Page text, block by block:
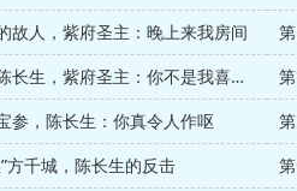
故人，紫府圣主：晚上来我房间
第116章 招揽陈长生，紫府圣主：你不是我喜欢的类型
参，陈长生：你真令人作呕
方千城，陈长生的反击